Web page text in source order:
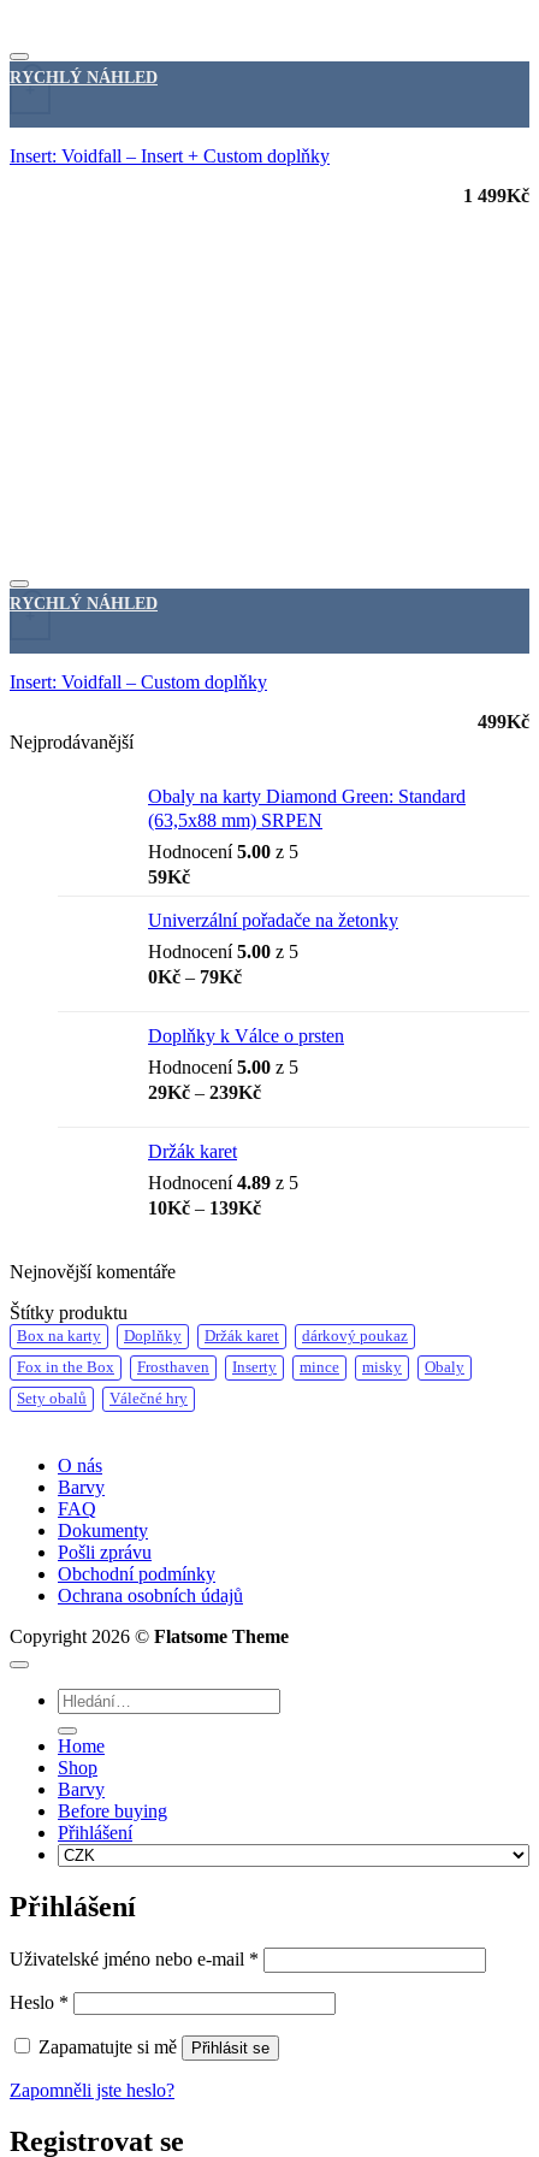
+
RYCHLÝ NÁHLED
Insert: Voidfall – Insert + Custom doplňky
1 499Kč
+
RYCHLÝ NÁHLED
Insert: Voidfall – Custom doplňky
499Kč
Nejprodávanější
Obaly na karty Diamond Green: Standard
(63,5x88 mm) SRPEN
Hodnocení5.00 z 5
59Kč
Univerzální pořadače na žetonky
Hodnocení5.00 z 5
0Kč – 79KčRozpětí
0Kč
až
79Kč
Doplňky k Válce o prsten
Hodnocení5.00 z 5
29Kč – 239KčRozpětí
239Kč
Držák karet
Hodnocení4.89 z 5
10Kč – 139KčRozpětí
Nejnovější komentáře
Štítky produktu
Box na karty Doplňky Držák karet
dárkový poukaz
Fox in the Box
Frosthaven Inserty mince misky
Obaly
Sety obalů
Válečné hry
O nás
Barvy
FAQ
Dokumenty
Pošli zprávu
Obchodní podmínky
Ochrana osobních údajů
Copyright 2026 © Flatsome Theme
Hledat:
Home
Shop
Barvy
Before buying
Přihlášení
Přihlášení
Uživatelské jméno nebo e-mail *
Heslo *
Zapamatujte si mě Přihlásit se
Zapomněli jste heslo?
Registrovat se